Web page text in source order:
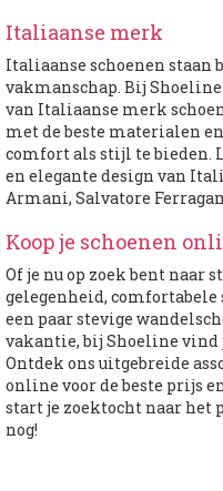
Italiaanse merk
Italiaanse schoenen
vakmanschap. Bij
van Italiaanse merk
met de beste materialen
comfort als stijl te bieden.
en elegante design van
Armani, Salvatore
Koop je schoenen
Of je nu op zoek bent naar
gelegenheid,
een paar stevige
vakantie, bij Shoeline vind
Ontdek ons uitgebreide
online voor de beste prijs
start je zoektocht naar het
nog!